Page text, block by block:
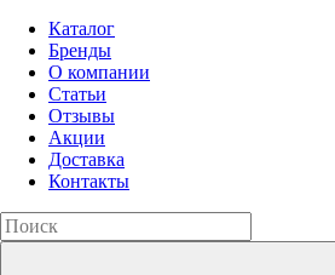
Каталог
Бренды
О компании
Статьи
Отзывы
Акции
Доставка
Контакты